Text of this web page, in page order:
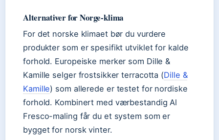
Alternativer for Norge-klima
For det norske klimaet bør du vurdere
produkter som er spesifikt utviklet for kalde
forhold. Europeiske merker som Dille &
Kamille selger frostsikker terracotta (Dille &
Kamille) som allerede er testet for nordiske
forhold. Kombinert med værbestandig Al
Fresco-maling får du et system som er
bygget for norsk vinter.